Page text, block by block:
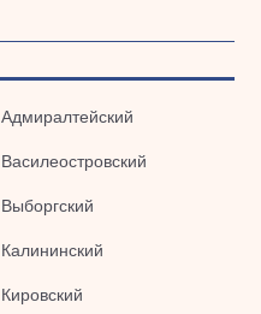
Адмиралтейский
Василеостровский
Выборгский
Калининский
Кировский